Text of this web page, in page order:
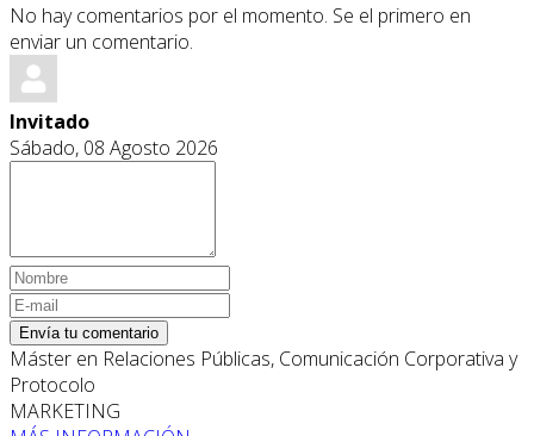
No hay comentarios por el momento. Se el primero en
enviar un comentario.
Invitado
Sábado, 08 Agosto 2026
Envía tu comentario
Máster en Relaciones Públicas, Comunicación Corporativa y
Protocolo
MARKETING